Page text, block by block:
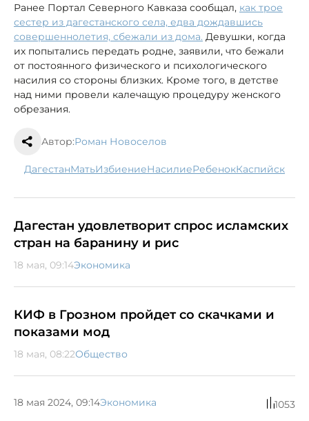
Ранее Портал Северного Кавказа сообщал, как трое
сестер из дагестанского села, едва дождавшись
совершеннолетия, сбежали из дома. Девушки, когда
их попытались передать родне, заявили, что бежали
от постоянного физического и психологического
насилия со стороны близких. Кроме того, в детстве
над ними провели калечащую процедуру женского
обрезания.
Автор:Роман Новоселов
Дагестан мать избиение насилие ребенок Каспийск
Дагестан удовлетворит спрос исламских
стран на баранину и рис
18 мая, 09:14Экономика
КИФ в Грозном пройдет со скачками и
показами мод
18 мая, 08:22Общество
18 мая 2024, 09:14Экономика 1053